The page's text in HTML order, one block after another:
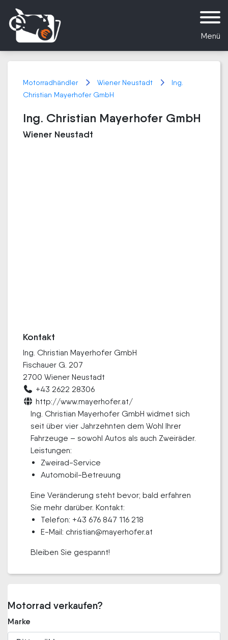
Menü
Motorradhändler Wiener Neustadt
Ing.
Christian Mayerhofer GmbH
Ing. Christian Mayerhofer GmbH
Wiener Neustadt
Kontakt
Ing. Christian Mayerhofer GmbH
Fischauer G. 207
2700 Wiener Neustadt
+43 2622 28306
http://www.mayerhofer.at/
Ing. Christian Mayerhofer GmbH widmet sich
seit über vier Jahrzehnten dem Wohl Ihrer
Fahrzeuge – sowohl Autos als auch Zweiräder.
Leistungen:
Zweirad-Service
Automobil-Betreuung
Eine Veränderung steht bevor; bald erfahren
Sie mehr darüber. Kontakt:
Telefon: +43 676 847 116 218
E-Mail: christian@mayerhofer.at
Bleiben Sie gespannt!
Motorrad verkaufen?
Marke